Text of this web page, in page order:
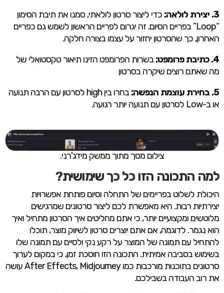
3. יצירת לולאה:
כדי ליצור סרטון לולאתי, סמנו את תיבת הסימון
“Loop” בפריים הסיום. זה יגרום לפריים הראשון לשמש גם כפריים
האחרון, כך שהסרטון יחזור על עצמו בצורה חלקה.
4. כתיבת פרומפט:
בשרות הפרומפט הזינו תיאור טקסטואלי של
מה שאתם רוצים שיקרה בסרטון
5. בחירת עוצמת הנפשה:
בחרו בין high לסרטון עם הרבה תנועה
או ב-Low לסרטון עם תנועה יותר רגועה.
צילום מסך מתוך ממשק מידג'רני.
למה התכונה הזו כל כך שימושית?
היכולת לשלוט בפריימים של התחלה וסיום פותחת אפשרויות
יצירתיות רבות. היא מאפשרת לכם ליצור סרטונים שמרגישים
מלוטשים ומקצועיים יותר, כי אתם מחליטים איך הסרטון מתחיל ואיך
הוא נגמר. לדוגמה, אם אתם יוצרים סרטון לשיווק מוצר, תוכלו
להתחיל עם תמונה של המוצר על רקע נקי ולסיים עם תמונה שלו
בשימוש בסביבה אמיתית. התכונה הזו חוסכת זמן, כי במקום לערוך
סרטונים בתוכנות מורכבות כמו After Effects, Midjourney עושה
את רוב העבודה בשבילכם.